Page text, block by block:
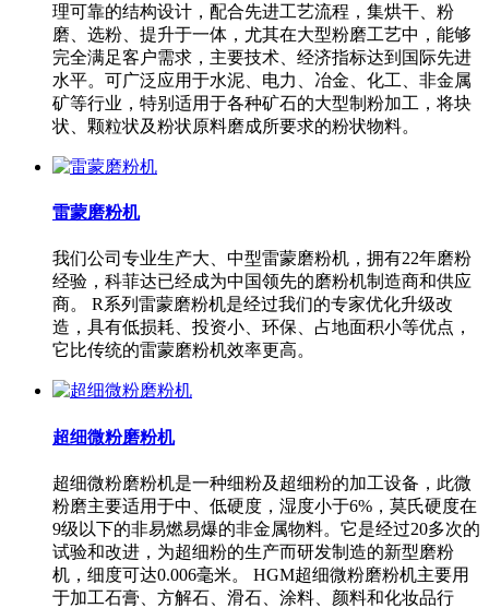
理可靠的结构设计，配合先进工艺流程，集烘干、粉
磨、选粉、提升于一体，尤其在大型粉磨工艺中，能够
完全满足客户需求，主要技术、经济指标达到国际先进
水平。可广泛应用于水泥、电力、冶金、化工、非金属
矿等行业，特别适用于各种矿石的大型制粉加工，将块
状、颗粒状及粉状原料磨成所要求的粉状物料。
雷蒙磨粉机
我们公司专业生产大、中型雷蒙磨粉机，拥有22年磨粉
经验，科菲达已经成为中国领先的磨粉机制造商和供应
商。 R系列雷蒙磨粉机是经过我们的专家优化升级改
造，具有低损耗、投资小、环保、占地面积小等优点，
它比传统的雷蒙磨粉机效率更高。
超细微粉磨粉机
超细微粉磨粉机是一种细粉及超细粉的加工设备，此微
粉磨主要适用于中、低硬度，湿度小于6%，莫氏硬度在
9级以下的非易燃易爆的非金属物料。它是经过20多次的
试验和改进，为超细粉的生产而研发制造的新型磨粉
机，细度可达0.006毫米。 HGM超细微粉磨粉机主要用
于加工石膏、方解石、滑石、涂料、颜料和化妆品行